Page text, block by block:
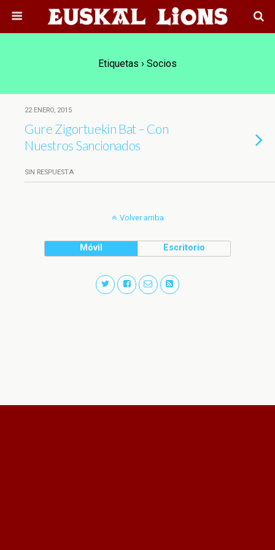
Etiquetas › Socios
22 ENERO, 2015
Gure Zigortuekin Bat – Con
Nuestros Sancionados
SIN RESPUESTA
Volver arriba
Móvil Escritorio